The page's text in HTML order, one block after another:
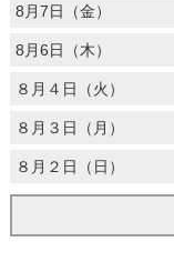
8月7日（金）
8月6日（木）
８月４日（火）
８月３日（月）
８月２日（日）